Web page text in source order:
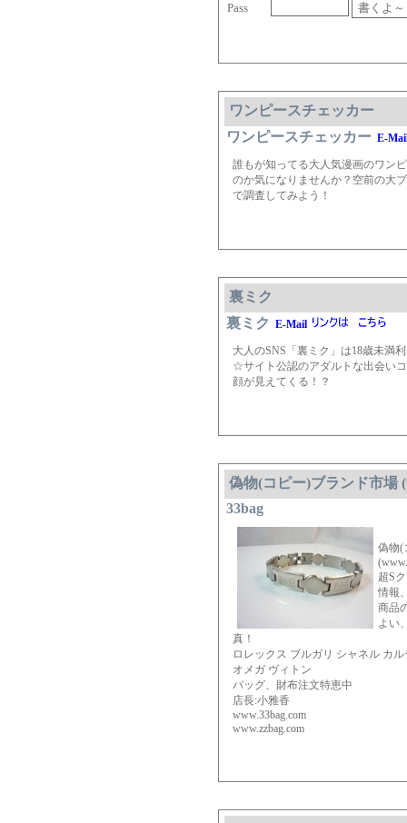
Pass
ワンピースチェッカー
ワンピースチェッカー E-
誰もが知ってる大人気漫画のワン
のか気になりませんか？空前の大
で調査してみよう！
裏ミク
裏ミク E-Mail
大人のSNS「裏ミク」は18歳未満
☆サイト公認のアダルトな出会い
顔が見えてくる！？
偽物(コピー)ブランド市場
33bag
偽物(
超S
情報
商品
よい
真！
ロレックス ブルガリ シャネル カ
オメガ ヴィトン
バッグ、財布注文特恵中
店長:小雅香
www.33bag.com
www.zzbag.com